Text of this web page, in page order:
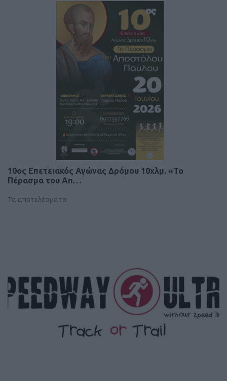
10ος Επετειακός Αγώνας Δρόμου 10χλμ. «Το
Πέρασμα του Απ…
Τα αποτελέσματα